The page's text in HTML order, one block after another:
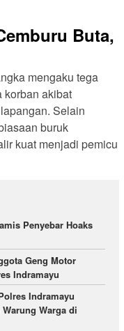
Buta,
mengaku tega
korban akibat
Selain
buruk
kuat menjadi pemicu
Penyebar Hoaks
Geng Motor
Indramayu
Indramayu
Warga di